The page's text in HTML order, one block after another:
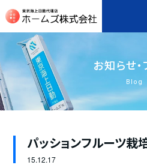
お知らせ・
Blog
パッションフルーツ
15.12.17